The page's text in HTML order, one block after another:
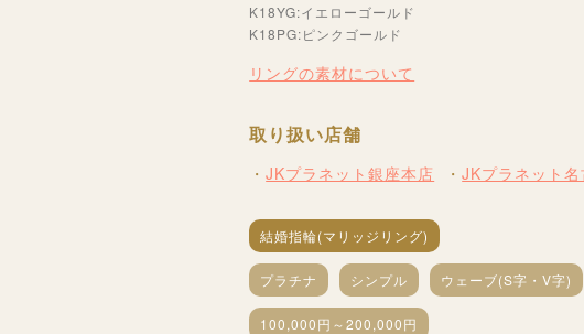
K18YG:イエローゴールド
K18PG:ピンクゴールド
リングの素材について
取り扱い店舗
JKプラネット銀座本店 JKプラネット
結婚指輪(マリッジリング)
プラチナ シンプル ウェーブ(S字・V字)
100,000円～200,000円